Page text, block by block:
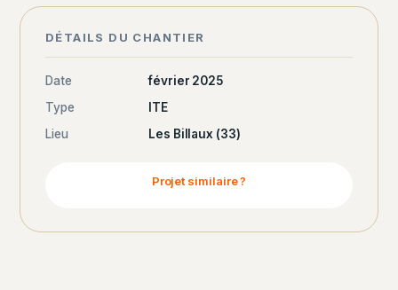
DÉTAILS DU CHANTIER
Date
février 2025
Type
ITE
Lieu
Les Billaux (33)
Projet similaire ?